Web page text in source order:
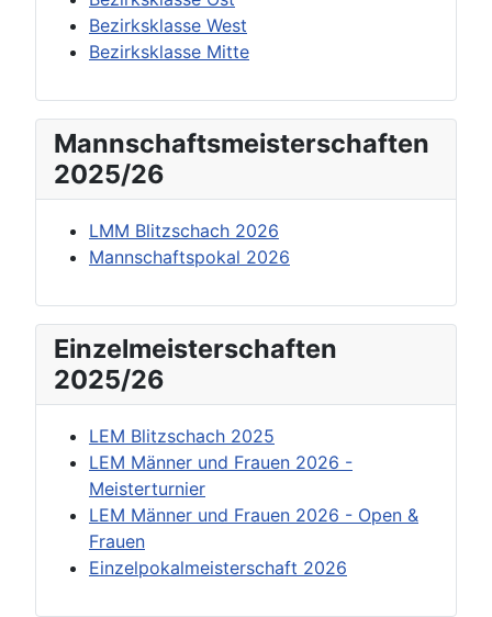
Bezirksklasse West
Bezirksklasse Mitte
Mannschaftsmeisterschaften
2025/26
LMM Blitzschach 2026
Mannschaftspokal 2026
Einzelmeisterschaften
2025/26
LEM Blitzschach 2025
LEM Männer und Frauen 2026 -
Meisterturnier
LEM Männer und Frauen 2026 - Open &
Frauen
Einzelpokalmeisterschaft 2026